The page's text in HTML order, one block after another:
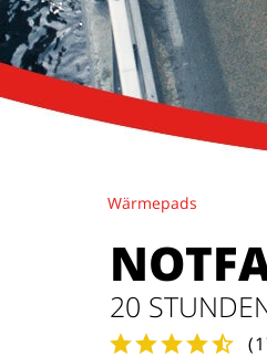
Wärmepads
20
(